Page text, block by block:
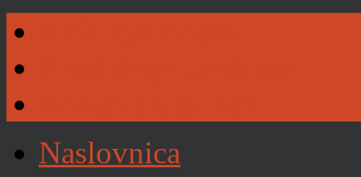
Naslovnica